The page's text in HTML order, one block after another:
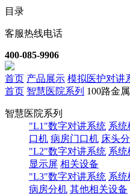
目录
客服热线电话
400-085-9906
首页 产品展示 模拟医护对讲
首页 智慧医院系列 100路金
智慧医院系列
"L1"数字对讲系统 系统
口机 病房门口机 床头
"L2"数字对讲系统 系统
显示屏 相关设备
"L3"数字对讲系统 系统
病房分机 其他相关设备